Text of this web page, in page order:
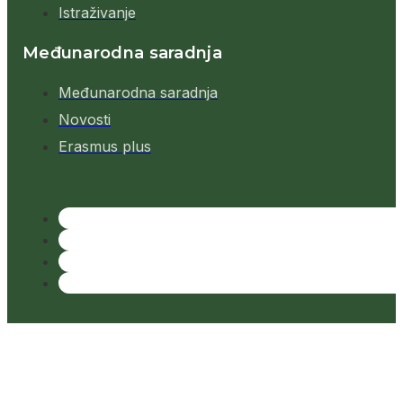
Istraživanje
Međunarodna saradnja
Međunarodna saradnja
Novosti
Erasmus plus